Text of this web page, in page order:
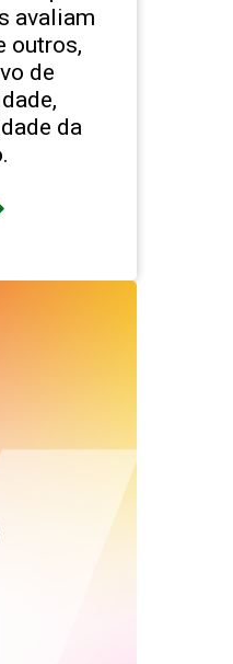
avaliam
outros,
de
da